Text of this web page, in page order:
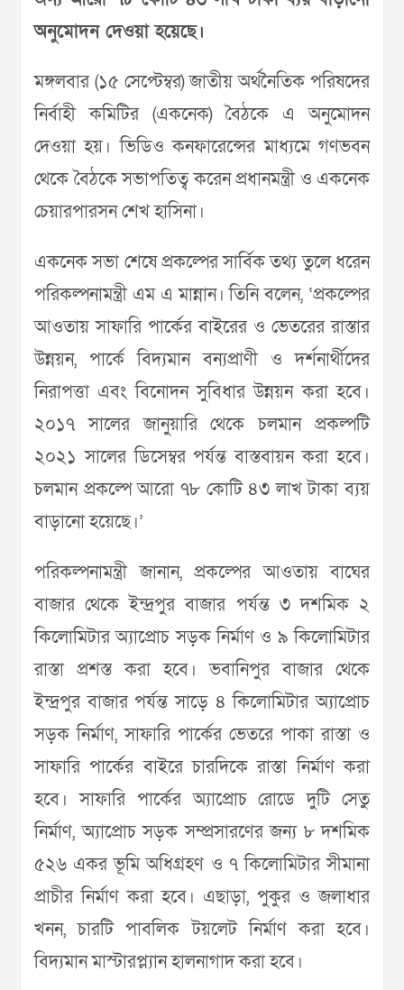
অনুমোদন দেওয়া হয়েছে।
মঙ্গলবার (১৫ সেপ্টেম্বর) জাতীয় অর্থনৈতিক পরিষদের
নির্বাহী কমিটির (একনেক) বৈঠকে এ অনুমোদন
দেওয়া হয়। ভিডিও কনফারেন্সের মাধ‌্যমে গণভবন
থেকে বৈঠকে সভাপতিত্ব করেন প্রধানমন্ত্রী ও একনেক
চেয়ারপারসন শেখ হাসিনা।
একনেক সভা শেষে প্রকল্পের সার্বিক তথ্য তুলে ধরেন
পরিকল্পনামন্ত্রী এম এ মান্নান। তিনি বলেন, ‘প্রকল্পের
আওতায় সাফারি পার্কের বাইরের ও ভেতরের রাস্তার
উন্নয়ন, পার্কে বিদ্যমান বন্যপ্রাণী ও দর্শনার্থীদের
নিরাপত্তা এবং বিনোদন সুবিধার উন্নয়ন করা হবে।
২০১৭ সালের জানুয়ারি থেকে চলমান প্রকল্পটি
২০২১ সালের ডিসেম্বর পর্যন্ত বাস্তবায়ন করা হবে।
চলমান প্রকল্পে আরো ৭৮ কোটি ৪৩ লাখ টাকা ব‌্যয়
বাড়ানো হয়েছে।’
পরিকল্পনামন্ত্রী জানান, প্রকল্পের আওতায় বাঘের
বাজার থেকে ইন্দ্রপুর বাজার পর্যন্ত ৩ দশমিক ২
কিলোমিটার অ‌্যাপ্রোচ সড়ক নির্মাণ ও ৯ কিলোমিটার
রাস্তা প্রশস্ত করা হবে। ভবানিপুর বাজার থেকে
ইন্দ্রপুর বাজার পর্যন্ত সাড়ে ৪ কিলোমিটার অ‌্যাপ্রোচ
সড়ক নির্মাণ, সাফারি পার্কের ভেতরে পাকা রাস্তা ও
সাফারি পার্কের বাইরে চারদিকে রাস্তা নির্মাণ করা
হবে। সাফারি পার্কের অ‌্যাপ্রোচ রোডে দুটি সেতু
নির্মাণ, অ‌্যাপ্রোচ সড়ক সম্প্রসারণের জন্য ৮ দশমিক
৫২৬ একর ভূমি অধিগ্রহণ ও ৭ কিলোমিটার সীমানা
প্রাচীর নির্মাণ করা হবে। এছাড়া, পুকুর ও জলাধার
খনন, চারটি পাবলিক টয়লেট নির্মাণ করা হবে।
বিদ্যমান মাস্টারপ্ল্যান হালনাগাদ করা হবে।